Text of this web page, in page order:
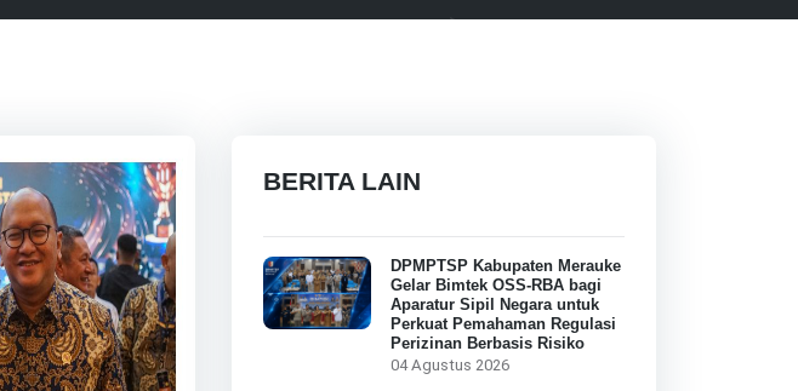
BERITA LAIN
DPMPTSP Kabupaten Merauke
Gelar Bimtek OSS-RBA bagi
Aparatur Sipil Negara untuk
Perkuat Pemahaman Regulasi
Perizinan Berbasis Risiko
04 Agustus 2026